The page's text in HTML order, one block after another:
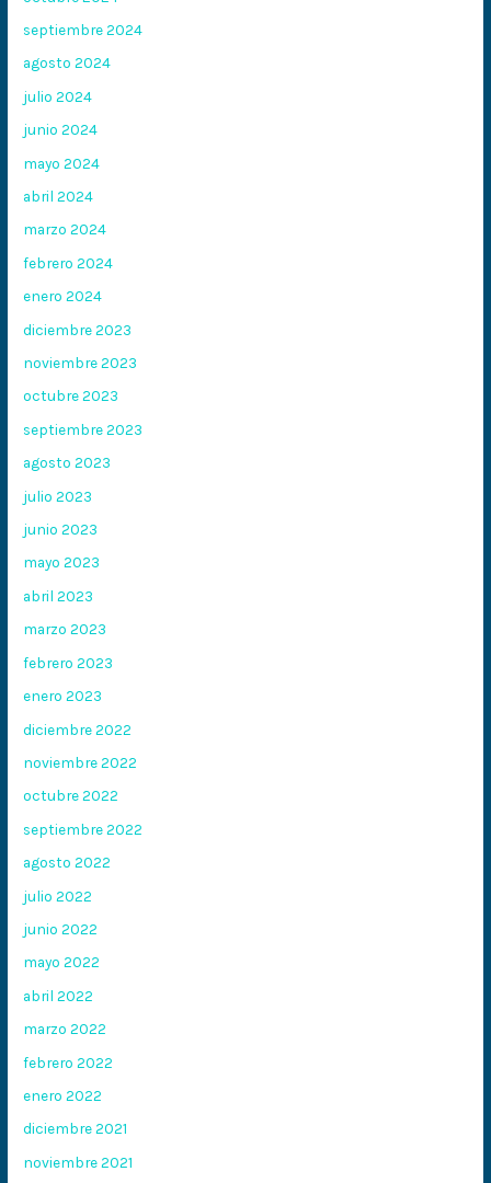
septiembre 2024
agosto 2024
julio 2024
junio 2024
mayo 2024
abril 2024
marzo 2024
febrero 2024
enero 2024
diciembre 2023
noviembre 2023
octubre 2023
septiembre 2023
agosto 2023
julio 2023
junio 2023
mayo 2023
abril 2023
marzo 2023
febrero 2023
enero 2023
diciembre 2022
noviembre 2022
octubre 2022
septiembre 2022
agosto 2022
julio 2022
junio 2022
mayo 2022
abril 2022
marzo 2022
febrero 2022
enero 2022
diciembre 2021
noviembre 2021